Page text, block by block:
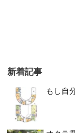
新着記事
もし自